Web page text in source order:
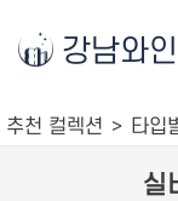
강남와인
추천 컬렉션 타입
실